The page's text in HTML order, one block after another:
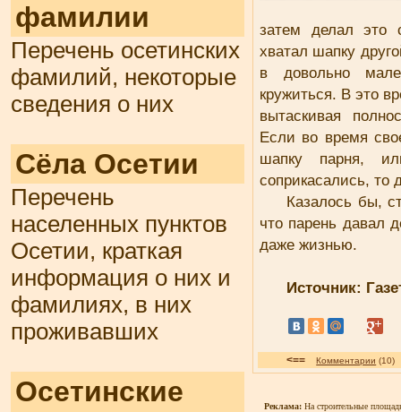
фамилии
Перечень осетинских
фамилий, некоторые
сведения о них
Сёла Осетии
Перечень
населенных пунктов
Осетии, краткая
информация о них и
фамилиях, в них
проживавших
Осетинские
затем делал это
хватал шапку
в довольно
кружиться. В это
вытаскивая
Если во время
шапку парня,
соприкасались, то
Казалось бы,
что парень давал
даже жизнью.
Источник:
<== Комментарии
Реклама: На строительные